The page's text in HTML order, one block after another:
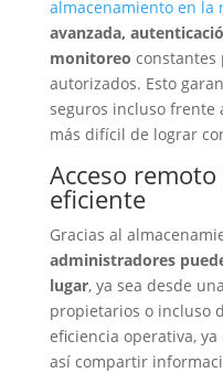
almacenamiento en la
avanzada,
monitoreo constantes
autorizados. Esto
seguros incluso frente
más difícil de lograr
Acceso
eficiente
Gracias al
administradores
lugar, ya sea desde
propietarios o incluso
eficiencia operativa,
así compartir